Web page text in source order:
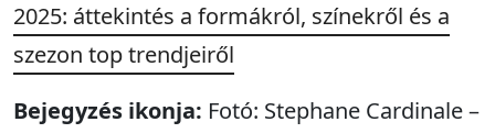
2025: áttekintés a formákról, színekről és a
szezon top trendjeiről
Bejegyzés ikonja: Fotó: Stephane Cardinale –